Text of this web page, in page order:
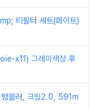
티필터 세트(화이트)
x11) 그레이색상 후
텀블러, 크림2.0, 591m